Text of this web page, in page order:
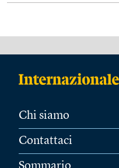
Chi siamo
Contattaci